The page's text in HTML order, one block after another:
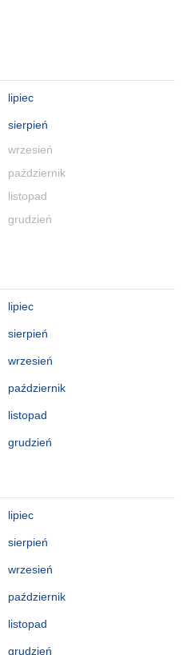
lipiec
sierpień
wrzesień
październik
listopad
grudzień
lipiec
sierpień
wrzesień
październik
listopad
grudzień
lipiec
sierpień
wrzesień
październik
listopad
grudzień